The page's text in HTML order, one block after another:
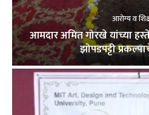
आरोग्य व
आमदार अमित गोरखे यांच्या
झोपडपट्टी